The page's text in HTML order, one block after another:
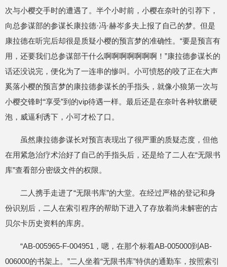
次与小樱交手时的遭遇了。半个小时前，小樱在奈叶的引荐下，
向总参谋部的参谋长康拉德·冯·赫岑多夫上报了自己的梦。但是
康拉德在听完后却很是质疑小樱的预言梦的准确性。“要是预言有
用，还要我们总参谋部干什么啊啊啊啊啊啊啊！”康拉德参谋长的
话还没说完，便化为了一连串的惨叫。小可愤怒的咬了正在大声
奚落小樱的预言梦的康拉德参谋长的手指头，就像小狼第一次与
小樱交锋时“享受”到的vip待遇一样。最后还是在奈叶各种软磨硬
泡，威逼利诱下，小可才松了口。
虽然康拉德参谋长对预言表现出了很严重的质疑态度，但他
在用紧急治疗术治好了自己的手指头后，还是给了二人在“无限书
库”查看部分密级文件的权限。
二人携手走进了“无限书库”的大堂。在经过严格的登记和身
份识别后，二人在索引程序的帮助下进入了存放着尚未解密的古
贝尔卡历史资料的库房。
“AB-005965-F-004951，嗯，在那个标着AB-005000到AB-
006000的书架上。”二人坐着“无限书库”特供的通勤车，按照索引